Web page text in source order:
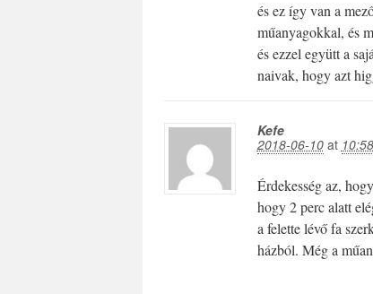
és ez így van a
műanyagokkal, és
és ezzel együtt a
naivak, hogy azt
Kefe
2018-06-10at 10:58
Érdekesség az,
hogy 2 perc alatt
a felette lévő fa
házból. Még a